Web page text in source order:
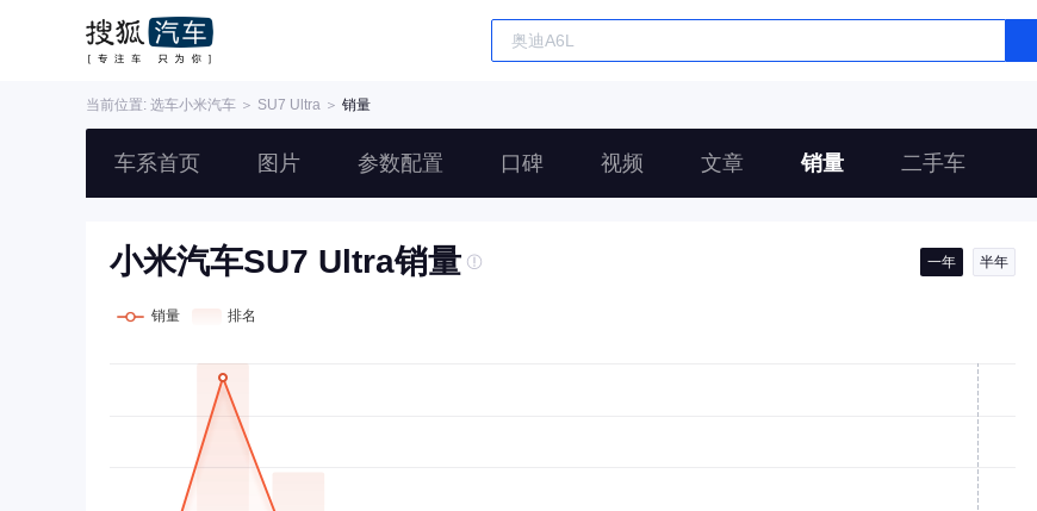
当前位置: 选车小米汽车 ＞ SU7 Ultra ＞ 销量
车系首页 图片 参数配置 口碑 视频 文章 销量 二手车
小米汽车SU7 Ultra销量 一年 半年